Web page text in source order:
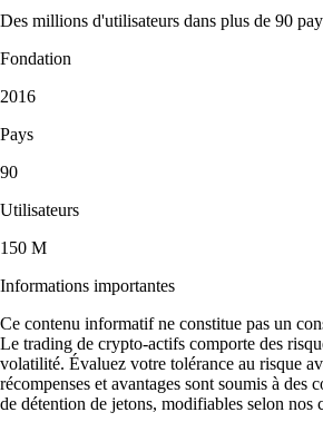
Des millions d'utilisateurs dans plus de 90
Fondation
2016
Pays
90
Utilisateurs
150 M
Informations importantes
Ce contenu informatif ne constitue pas un
Le trading de crypto-actifs comporte des
volatilité. Évaluez votre tolérance au risque
récompenses et avantages sont soumis à des
de détention de jetons, modifiables selon nos